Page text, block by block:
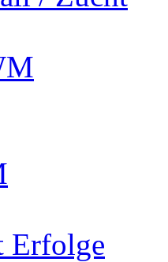
Erfolge